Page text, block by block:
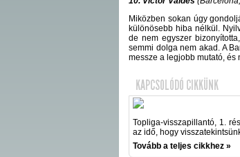
Miközben sokan úgy
különösebb hiba nélkül.
de nem egyszer
semmi dolga nem akad. A
messze a legjobb mutató, és
KAPCSOLÓDÓ CIKKÜNK
Topliga-visszapillantó, 1.
az idő, hogy
Tovább a teljes cikkhez »